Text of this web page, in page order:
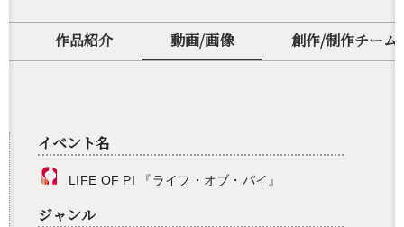
作品紹介 動画/画像 創作/制作チーム
イベント名
LIFE OF PI 『ライフ・オブ・パイ』
ジャンル